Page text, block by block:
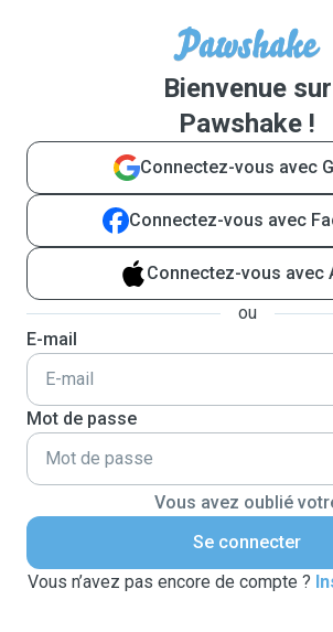
Bienvenue sur
Pawshake !
Connectez-vous avec
Connectez-vous avec
Connectez-vous avec
ou
E-mail
Mot de passe
Vous avez oublié
Se connecter
Vous n’avez pas encore de compte ?